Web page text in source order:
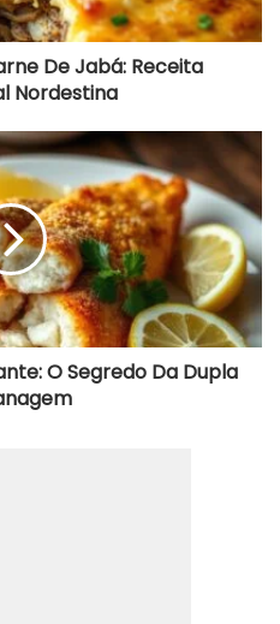
De Jabá: Receita
Nordestina
O Segredo Da Dupla